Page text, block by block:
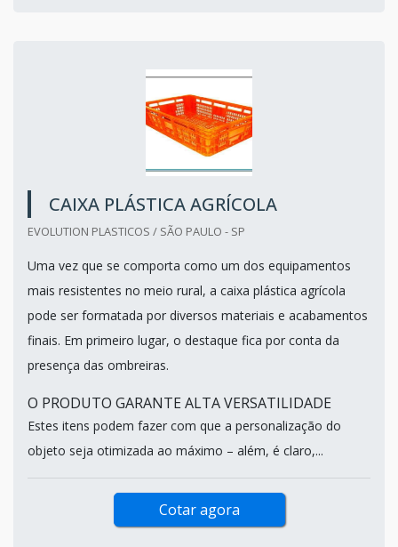
CAIXA PLÁSTICA AGRÍCOLA
EVOLUTION PLASTICOS / SÃO PAULO - SP
Uma vez que se comporta como um dos equipamentos
mais resistentes no meio rural, a caixa plástica agrícola
pode ser formatada por diversos materiais e acabamentos
finais. Em primeiro lugar, o destaque fica por conta da
presença das ombreiras.
O PRODUTO GARANTE ALTA VERSATILIDADE
Estes itens podem fazer com que a personalização do
objeto seja otimizada ao máximo – além, é claro,...
Cotar agora